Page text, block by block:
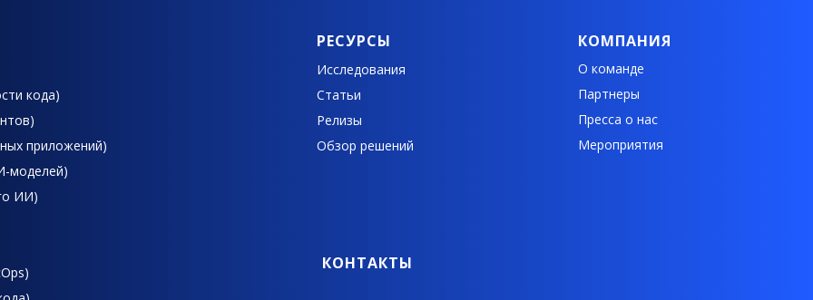
кода)
приложений)
моделей)
ИИ)
РЕСУРСЫ
Исследования
Статьи
Релизы
Обзор решений
КОМПАНИЯ
О команде
Партнеры
Пресса о нас
Мероприятия
КОНТАКТЫ